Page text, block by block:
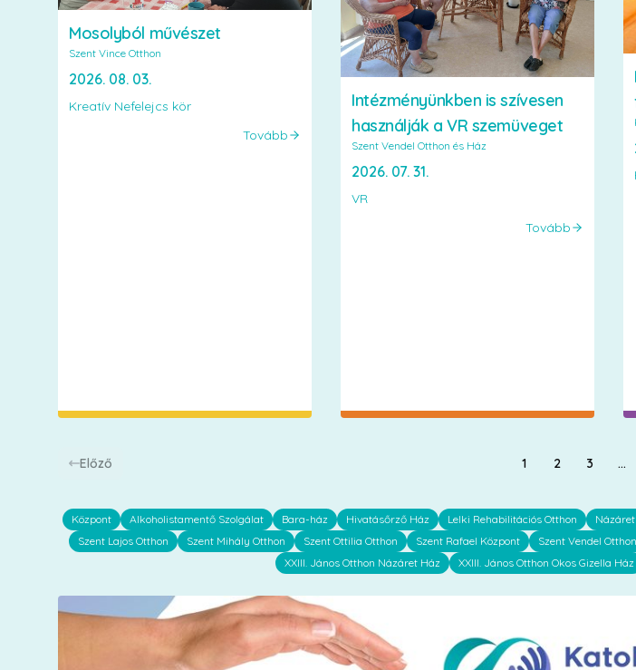
Mosolyból művészet
Szent Vince Otthon
2026. 08. 03.
Kreatív Nefelejcs kör
Tovább
Intézményünkben is szívesen
használják a VR szemüveget
Szent Vendel Otthon és Ház
2026. 07. 31.
VR
Tovább
Előző 1 2 3 …
Központ Alkoholistamentő Szolgálat Bara-ház Hivatásőrző Ház Lelki Rehabilitációs Otthon
Szent Lajos Otthon
Szent Mihály Otthon Szent Ottilia Otthon Szent Rafael Központ Szent Vendel
XXIII. János Otthon Názáret Ház
XXIII. János Otthon Okos Gizella Ház